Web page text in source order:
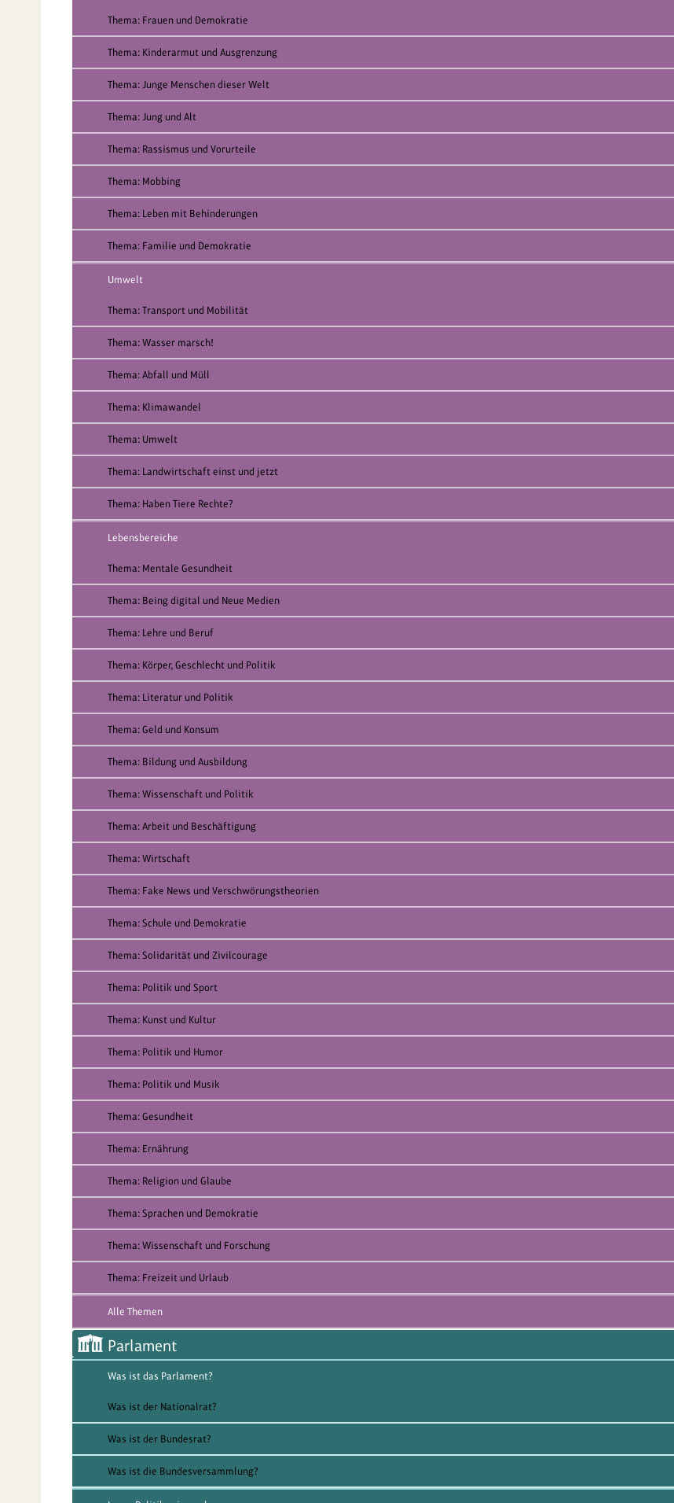
Thema: Frauen und Demokratie
Thema: Kinderarmut und Ausgrenzung
Thema: Junge Menschen dieser Welt
Thema: Jung und Alt
Thema: Rassismus und Vorurteile
Thema: Mobbing
Thema: Leben mit Behinderungen
Thema: Familie und Demokratie
Umwelt
Thema: Transport und Mobilität
Thema: Wasser marsch!
Thema: Abfall und Müll
Thema: Klimawandel
Thema: Umwelt
Thema: Landwirtschaft einst und jetzt
Thema: Haben Tiere Rechte?
Lebensbereiche
Thema: Mentale Gesundheit
Thema: Being digital und Neue Medien
Thema: Lehre und Beruf
Thema: Körper, Geschlecht und Politik
Thema: Literatur und Politik
Thema: Geld und Konsum
Thema: Bildung und Ausbildung
Thema: Wissenschaft und Politik
Thema: Arbeit und Beschäftigung
Thema: Wirtschaft
Thema: Fake News und Verschwörungstheorien
Thema: Schule und Demokratie
Thema: Solidarität und Zivilcourage
Thema: Politik und Sport
Thema: Kunst und Kultur
Thema: Politik und Humor
Thema: Politik und Musik
Thema: Gesundheit
Thema: Ernährung
Thema: Religion und Glaube
Thema: Sprachen und Demokratie
Thema: Wissenschaft und Forschung
Thema: Freizeit und Urlaub
Alle Themen
Parlament
Was ist das Parlament?
Was ist der Nationalrat?
Was ist der Bundesrat?
Was ist die Bundesversammlung?